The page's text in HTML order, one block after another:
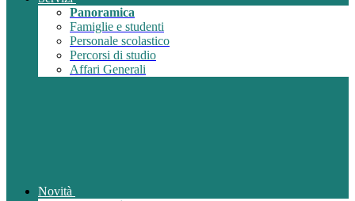
Panoramica
Famiglie e studenti
Personale scolastico
Percorsi di studio
Affari Generali
Novità